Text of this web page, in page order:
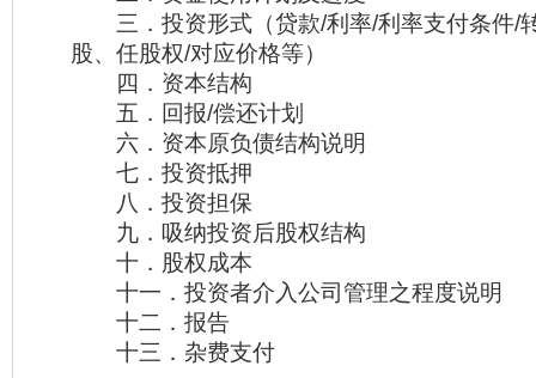
三．投资形式（贷款/利率/利率支付条件/
股、任股权/对应价格等）
四．资本结构
五．回报/偿还计划
六．资本原负债结构说明
七．投资抵押
八．投资担保
九．吸纳投资后股权结构
十．股权成本
十一．投资者介入公司管理之程度说明
十二．报告
十三．杂费支付